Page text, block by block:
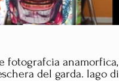
fotografcia anamorfica,
del garda. lago di